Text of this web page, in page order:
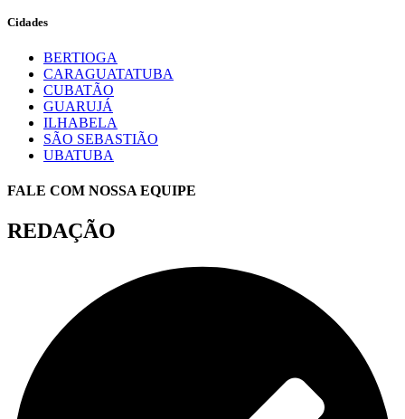
Cidades
BERTIOGA
CARAGUATATUBA
CUBATÃO
GUARUJÁ
ILHABELA
SÃO SEBASTIÃO
UBATUBA
FALE COM NOSSA EQUIPE
REDAÇÃO